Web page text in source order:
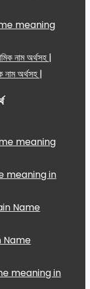
meaning
অর্থসহ |
meaning in
Name